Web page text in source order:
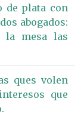
de plata con
abogados:
la mesa las
ques volen
que